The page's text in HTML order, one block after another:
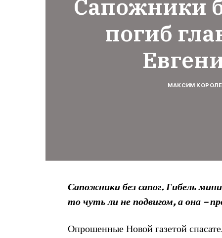
Сапожники
погиб
МАКСИМ
Сапожники без сапог. Гибель
то чуть ли не подвигом, а она –
Опрошенные Новой газетой